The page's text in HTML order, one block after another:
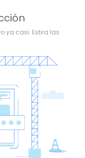
ya casi. Estira las